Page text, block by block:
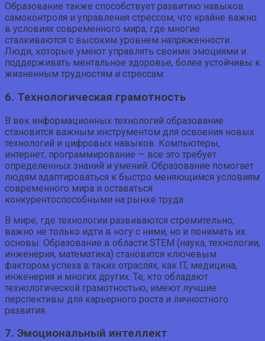
Образование также способствует развитию навыков
самоконтроля и управления стрессом, что крайне важно
в условиях современного мира, где многие
сталкиваются с высоким уровнем напряженности.
Люди, которые умеют управлять своими эмоциями и
поддерживать ментальное здоровье, более устойчивы к
жизненным трудностям и стрессам.
6. Технологическая грамотность
В век информационных технологий образование
становится важным инструментом для освоения новых
технологий и цифровых навыков. Компьютеры,
интернет, программирование — все это требует
определенных знаний и умений. Образование помогает
людям адаптироваться к быстро меняющимся условиям
современного мира и оставаться
конкурентоспособными на рынке труда.
В мире, где технологии развиваются стремительно,
важно не только идти в ногу с ними, но и понимать их
основы. Образование в области STEM (наука, технологии,
инженерия, математика) становится ключевым
фактором успеха в таких отраслях, как IT, медицина,
инженерия и многих других. Те, кто обладают
технологической грамотностью, имеют лучшие
перспективы для карьерного роста и личностного
развития.
7. Эмоциональный интеллект